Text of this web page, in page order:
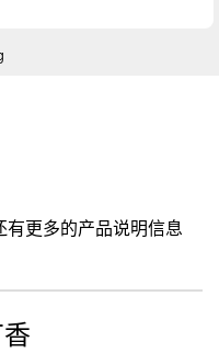
更多的产品说明信息